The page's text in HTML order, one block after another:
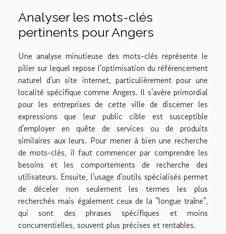
Analyser les mots-clés
pertinents pour Angers
Une analyse minutieuse des mots-clés représente le
pilier sur lequel repose l'optimisation du référencement
naturel d'un site internet, particulièrement pour une
localité spécifique comme Angers. Il s'avère primordial
pour les entreprises de cette ville de discerner les
expressions que leur public cible est susceptible
d'employer en quête de services ou de produits
similaires aux leurs. Pour mener à bien une recherche
de mots-clés, il faut commencer par comprendre les
besoins et les comportements de recherche des
utilisateurs. Ensuite, l'usage d'outils spécialisés permet
de déceler non seulement les termes les plus
recherchés mais également ceux de la "longue traîne",
qui sont des phrases spécifiques et moins
concurrentielles, souvent plus précises et rentables.